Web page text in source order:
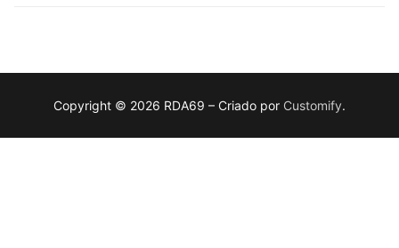
Copyright © 2026 RDA69 – Criado por Customify.